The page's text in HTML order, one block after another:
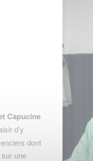
Capucine
d’y
dont
sur une